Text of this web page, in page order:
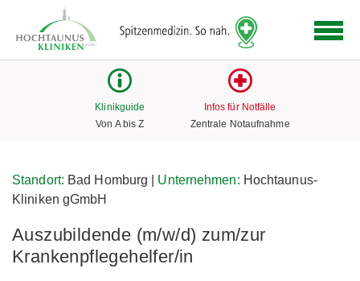
Link
zur
Klinikguide
Von A bis Z
Infos für Notfälle
Zentrale Notaufnahme
Standort: Bad Homburg | Unternehmen: Hochtaunus-
Kliniken gGmbH
Auszubildende (m/w/d) zum/zur
Krankenpflegehelfer/in